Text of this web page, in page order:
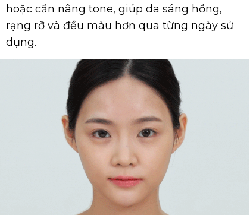
hoặc cần nâng tone, giúp da sáng hồng,
rạng rỡ và đều màu hơn qua từng ngày sử
dụng.